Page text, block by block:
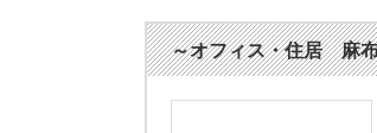
～オフィス・住居 麻